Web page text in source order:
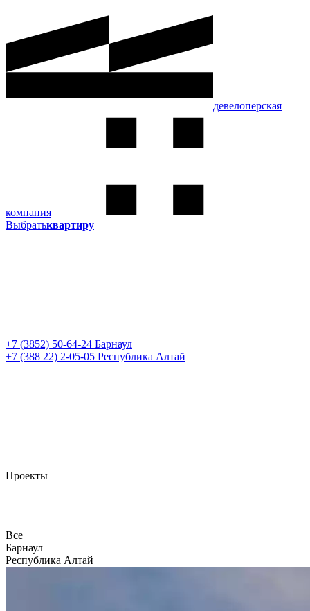
девелоперская
компания
Выбратьквартиру
+7 (3852) 50-64-24 Барнаул
+7 (388 22) 2-05-05 Республика Алтай
Проекты
Все
Барнаул
Республика Алтай